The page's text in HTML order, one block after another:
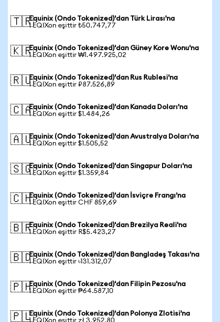
🇹🇷Equinix (Ondo Tokenized)'dan Türk Lirası'na
1 EQIXon eşittir ₺50.747,77
🇰🇷Equinix (Ondo Tokenized)'dan Güney Kore Wonu'na
1 EQIXon eşittir ₩1.497.925,02
🇷🇺Equinix (Ondo Tokenized)'dan Rus Rublesi'na
1 EQIXon eşittir ₽87.526,89
🇨🇦Equinix (Ondo Tokenized)'dan Kanada Doları'na
1 EQIXon eşittir $1.484,26
🇦🇺Equinix (Ondo Tokenized)'dan Avustralya Doları'na
1 EQIXon eşittir $1.505,52
🇸🇬Equinix (Ondo Tokenized)'dan Singapur Doları'na
1 EQIXon eşittir $1.359,84
🇨🇭Equinix (Ondo Tokenized)'dan İsviçre Frangı'na
1 EQIXon eşittir CHF 859,69
🇧🇷Equinix (Ondo Tokenized)'dan Brezilya Reali'na
1 EQIXon eşittir R$5.423,27
🇧🇩Equinix (Ondo Tokenized)'dan Bangladeş Takası'na
1 EQIXon eşittir ৳131.312,07
🇵🇭Equinix (Ondo Tokenized)'dan Filipin Pezosu'na
1 EQIXon eşittir ₱64.587,10
🇵🇱Equinix (Ondo Tokenized)'dan Polonya Zlotisi'na
1 EQIXon eşittir zł 3.952,80